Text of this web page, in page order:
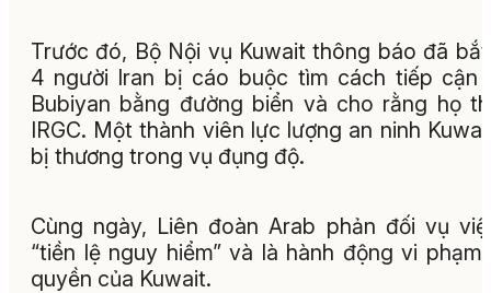
Trước đó, Bộ Nội vụ Kuwait thông báo đã
4 người Iran bị cáo buộc tìm cách tiếp cận
Bubiyan bằng đường biển và cho rằng họ
IRGC. Một thành viên lực lượng an ninh
bị thương trong vụ đụng độ.
Cùng ngày, Liên đoàn Arab phản đối vụ
“tiền lệ nguy hiểm” và là hành động vi phạm
quyền của Kuwait.